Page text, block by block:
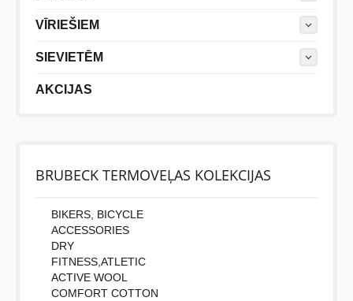
VĪRIEŠIEM
SIEVIETĒM
AKCIJAS
BRUBECK TERMOVEĻAS KOLEKCIJAS
BIKERS, BICYCLE
ACCESSORIES
DRY
FITNESS,ATLETIC
ACTIVE WOOL
COMFORT COTTON